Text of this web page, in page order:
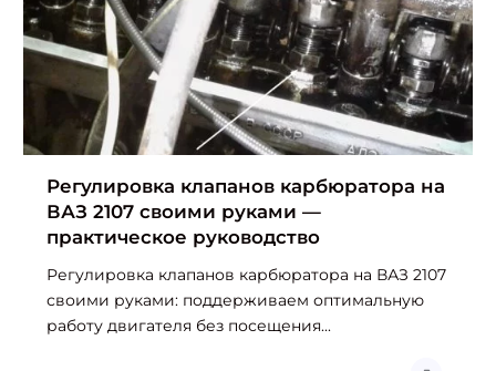
Регулировка клапанов карбюратора на
ВАЗ 2107 своими руками —
практическое руководство
Регулировка клапанов карбюратора на ВАЗ 2107
своими руками: поддерживаем оптимальную
работу двигателя без посещения...